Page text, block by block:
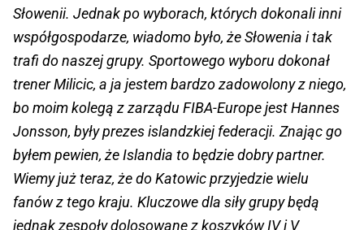
Słowenii. Jednak po wyborach, których dokonali inni
współgospodarze, wiadomo było, że Słowenia i tak
trafi do naszej grupy. Sportowego wyboru dokonał
trener Milicic, a ja jestem bardzo zadowolony z niego,
bo moim kolegą z zarządu FIBA-Europe jest Hannes
Jonsson, były prezes islandzkiej federacji. Znając go
byłem pewien, że Islandia to będzie dobry partner.
Wiemy już teraz, że do Katowic przyjedzie wielu
fanów z tego kraju. Kluczowe dla siły grupy będą
jednak zespoły dolosowane z koszyków IV i V